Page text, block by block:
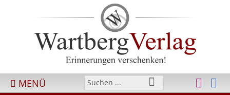
MENÜ